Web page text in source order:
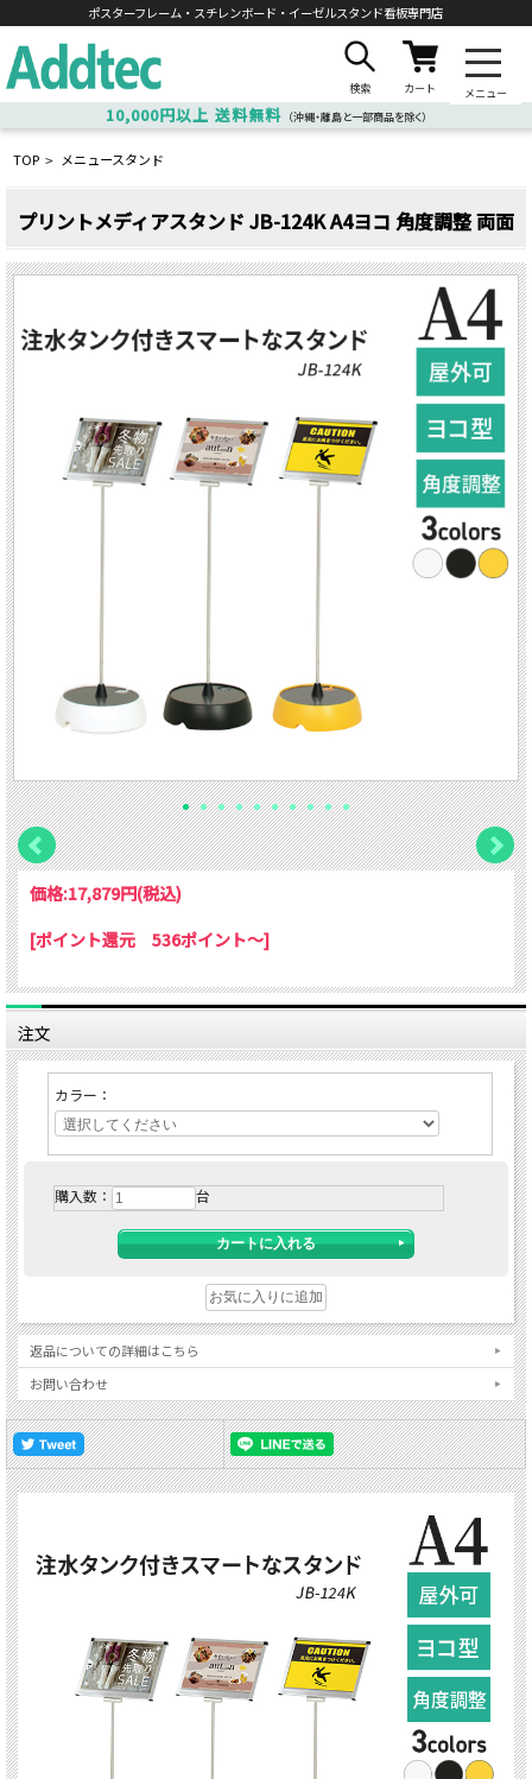
ポスターフレーム・スチレンボード・ イーゼルスタンド看板専門店
検索 カート メニュー
10,000円以上 送料無料 （沖縄・離島と一部商品を除く）
TOP > メニュースタンド
プリントメディアスタンド JB-124K A4ヨコ 角度調整 両面
価格:17,879円(税込)
[ポイント還元 536ポイント～]
注文
カラー：
購入数： 台
返品についての詳細はこちら
お問い合わせ